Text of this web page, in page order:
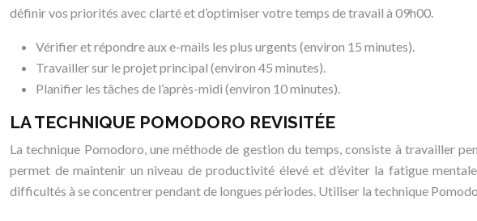
définir vos priorités avec clarté et d’optimiser votre temps de travail à 09h00.
Vérifier et répondre aux e-mails les plus urgents (environ 15 minutes).
Travailler sur le projet principal (environ 45 minutes).
Planifier les tâches de l’après-midi (environ 10 minutes).
LA TECHNIQUE POMODORO REVISITÉE
La technique Pomodoro, une méthode de gestion du temps, consiste à travailler
permet de maintenir un niveau de productivité élevé et d’éviter la fatigue
difficultés à se concentrer pendant de longues périodes. Utiliser la technique